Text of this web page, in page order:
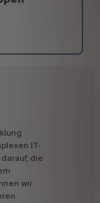
IT-
darauf, die
wir